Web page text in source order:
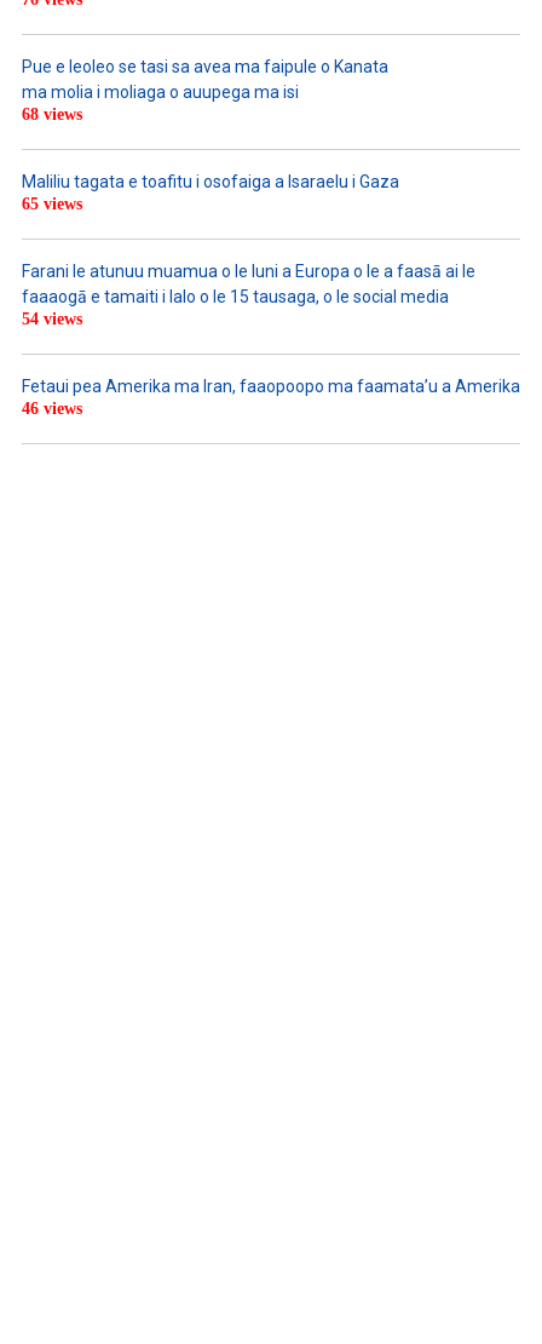
Pue e leoleo se tasi sa avea ma faipule o Kanata
ma molia i moliaga o auupega ma isi
68 views
Maliliu tagata e toafitu i osofaiga a Isaraelu i Gaza
65 views
Farani le atunuu muamua o le Iuni a Europa o le a faasā ai le
faaaogā e tamaiti i lalo o le 15 tausaga, o le social media
54 views
Fetaui pea Amerika ma Iran, faaopoopo ma faamata’u a Amerika
46 views